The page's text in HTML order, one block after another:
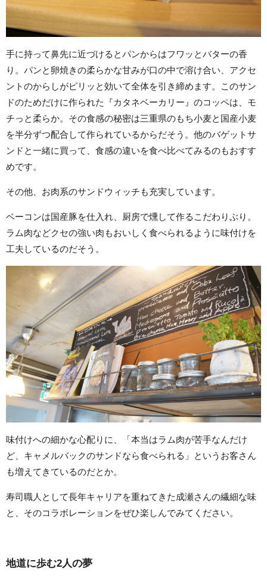
手に持って鼻先に近づけるとパンからはフワッとバターの香
り。パンと卵焼きの柔らかな甘みが口の中で溶け合い、アクセ
ントのからしがピリッと効いて全体を引き締めます。このサン
ドのためだけに作られた『カタネベーカリー』のコッペは、モ
チっと柔らか。その食感の秘密は三重県のもち小麦と国産小麦
を半分ずつ配合して作られているからだそう。他のバゲットサ
ンドと一緒に買って、食感の違いを食べ比べてみるのもおすす
めです。
その他、お肉系のサンドウィッチも充実しています。
ベーコンは国産豚を仕入れ、厨房で燻して作るこだわりぶり。
ラム肉などクセの強い肉もおいしく食べられるように味付けを
工夫しているのだそう。
味付けへの細かな心配りに、「本当はラム肉が苦手なんだけ
ど、キャメルバックのサンドなら食べられる」というお客さん
も増えてきているのだとか。
寿司職人として長年キャリアを重ねてきた成瀬さんの繊細な味
と、そのコラボレーションをぜひ楽しんでみてください。
地道に歩む2人の夢